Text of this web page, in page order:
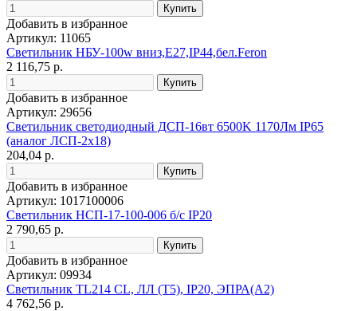
Добавить в избранное
Артикул: 11065
Светильник НБУ-100w вниз,Е27,IP44,бел.Feron
2 116,75 р.
Добавить в избранное
Артикул: 29656
Светильник светодиодный ДСП-16вт 6500K 1170Лм IP65
(аналог ЛСП-2х18)
204,04 р.
Добавить в избранное
Артикул: 1017100006
Светильник НСП-17-100-006 б/с IP20
2 790,65 р.
Добавить в избранное
Артикул: 09934
Светильник TL214 CL, ЛЛ (T5), IP20, ЭПРА(A2)
4 762,56 р.